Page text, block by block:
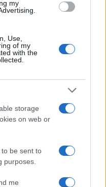
my
Use,
of my
with the
storage
on web or
be sent to
purposes.
me